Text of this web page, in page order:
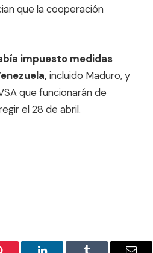
que la cooperación
impuesto medidas
incluido Maduro, y
que funcionarán de
el 28 de abril.